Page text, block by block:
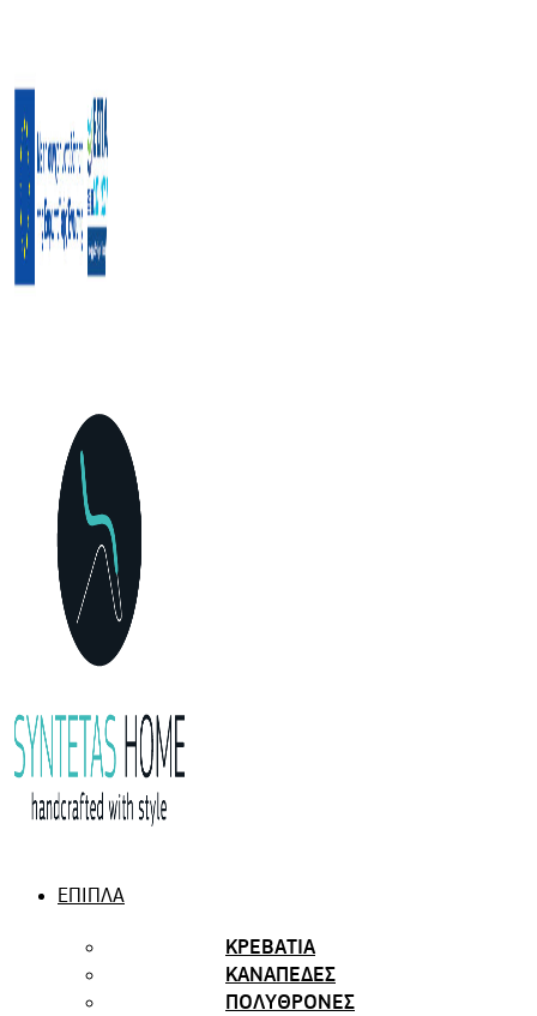
ΕΠΙΠΛΑ
ΚΡΕΒΑΤΙΑ
ΚΑΝΑΠΕΔΕΣ
ΠΟΛΥΘΡΟΝΕΣ